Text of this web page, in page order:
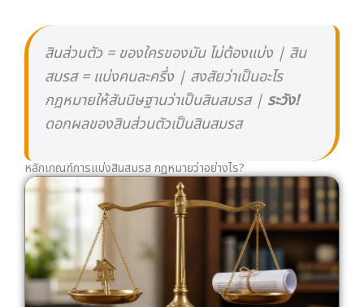
สินส่วนตัว = ของใครของมัน ไม่ต้องแบ่ง | สิน
สมรส = แบ่งคนละครึ่ง | สงสัยว่าเป็นอะไร
กฎหมายให้สันนิษฐานว่าเป็นสินสมรส | ระวัง!
ดอกผลของสินส่วนตัวเป็นสินสมรส
หลักเกณฑ์การแบ่งสินสมรส กฎหมายว่าอย่างไร?